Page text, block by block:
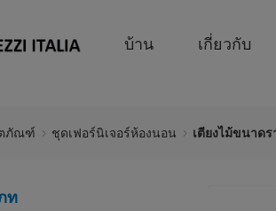
บ้าน เกี่ยวกับ
ภัณฑ์ ชุดเฟอร์นิเจอร์ห้องนอน เตียงไม้ขนาด
ท